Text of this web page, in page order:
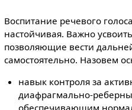
Воспитание речевого
настойчивая. Важно
позволяющие вести
самостоятельно. Назовем
навык контроля за
диафрагмально-
обеспечивающим